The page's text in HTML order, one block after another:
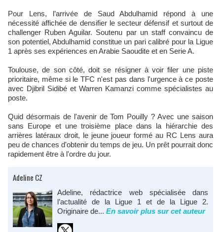
Pour Lens, l’arrivée de Saud Abdulhamid répond à une
nécessité affichée de densifier le secteur défensif et surtout de
challenger Ruben Aguilar. Soutenu par un staff convaincu de
son potentiel, Abdulhamid constitue un pari calibré pour la Ligue
1 après ses expériences en Arabie Saoudite et en Serie A.
Toulouse, de son côté, doit se résigner à voir filer une piste
prioritaire, même si le TFC n'est pas dans l'urgence à ce poste
avec Djibril Sidibé et Warren Kamanzi comme spécialistes au
poste.
Quid désormais de l'avenir de Tom Pouilly ? Avec une saison
sans Europe et une troisième place dans la hiérarchie des
arrières latéraux droit, le jeune joueur formé au RC Lens aura
peu de chances d'obtenir du temps de jeu. Un prêt pourrait donc
rapidement être à l'ordre du jour.
Adeline CZ
Adeline, rédactrice web spécialisée dans
l’actualité de la Ligue 1 et de la Ligue 2.
Originaire de... En savoir plus sur cet auteur